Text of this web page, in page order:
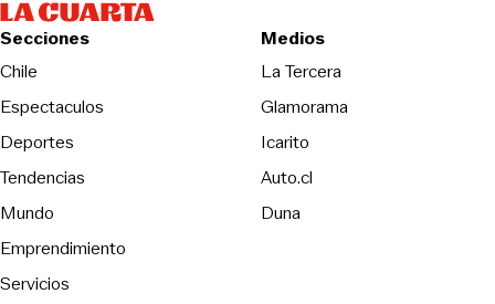
Secciones
Chile
Espectaculos
Deportes
Tendencias
Mundo
Emprendimiento
Servicios
Medios
La TerceraOpens in new
Glamorama
Icarito
Auto.cl
DunaOpens in new window